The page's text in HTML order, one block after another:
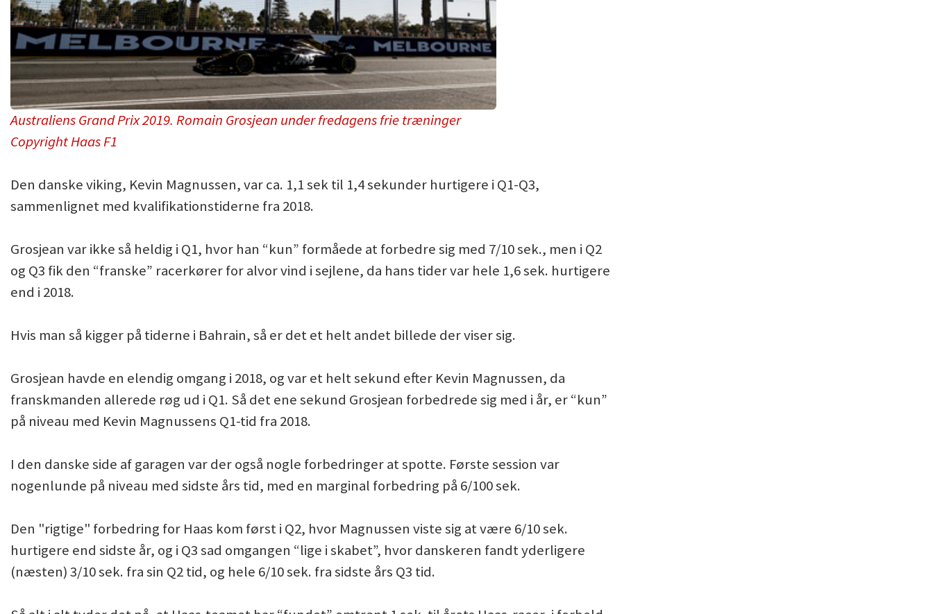
Australiens Grand Prix 2019. Romain Grosjean under fredagens frie træninger
Copyright Haas F1
Den danske viking, Kevin Magnussen, var ca. 1,1 sek til 1,4 sekunder hurtigere i Q1-Q3,
sammenlignet med kvalifikationstiderne fra 2018.
Grosjean var ikke så heldig i Q1, hvor han “kun” formåede at forbedre sig med 7/10 sek., men i Q2
og Q3 fik den “franske” racerkører for alvor vind i sejlene, da hans tider var hele 1,6 sek. hurtigere
end i 2018.
Hvis man så kigger på tiderne i Bahrain, så er det et helt andet billede der viser sig.
Grosjean havde en elendig omgang i 2018, og var et helt sekund efter Kevin Magnussen, da
franskmanden allerede røg ud i Q1. Så det ene sekund Grosjean forbedrede sig med i år, er “kun”
på niveau med Kevin Magnussens Q1-tid fra 2018.
I den danske side af garagen var der også nogle forbedringer at spotte. Første session var
nogenlunde på niveau med sidste års tid, med en marginal forbedring på 6/100 sek.
Den "rigtige" forbedring for Haas kom først i Q2, hvor Magnussen viste sig at være 6/10 sek.
hurtigere end sidste år, og i Q3 sad omgangen “lige i skabet”, hvor danskeren fandt yderligere
(næsten) 3/10 sek. fra sin Q2 tid, og hele 6/10 sek. fra sidste års Q3 tid.